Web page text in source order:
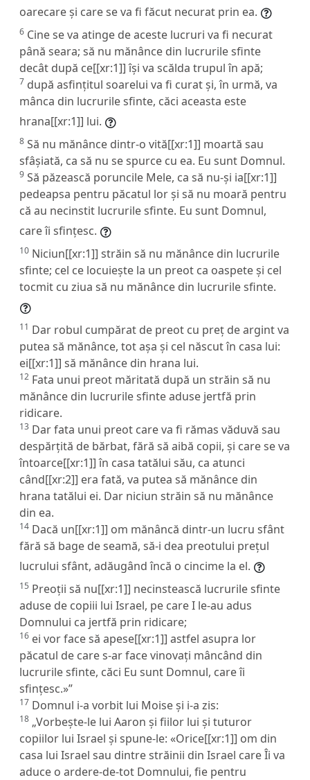
oarecare și care se va fi făcut necurat prin ea.
6 Cine se va atinge de aceste lucruri va fi necurat
până seara; să nu mănânce din lucrurile sfinte
decât după ce[[xr:1]] își va scălda trupul în apă;
7 după asfințitul soarelui va fi curat și, în urmă, va
mânca din lucrurile sfinte, căci aceasta este
hrana[[xr:1]] lui.
8 Să nu mănânce dintr-o vită[[xr:1]] moartă sau
sfâșiată, ca să nu se spurce cu ea. Eu sunt Domnul.
9 Să păzească poruncile Mele, ca să nu-și ia[[xr:1]]
pedeapsa pentru păcatul lor și să nu moară pentru
că au necinstit lucrurile sfinte. Eu sunt Domnul,
care îi sfințesc.
10 Niciun[[xr:1]] străin să nu mănânce din lucrurile
sfinte; cel ce locuiește la un preot ca oaspete și cel
tocmit cu ziua să nu mănânce din lucrurile sfinte.
11 Dar robul cumpărat de preot cu preț de argint va
putea să mănânce, tot așa și cel născut în casa lui:
ei[[xr:1]] să mănânce din hrana lui.
12 Fata unui preot măritată după un străin să nu
mănânce din lucrurile sfinte aduse jertfă prin
ridicare.
13 Dar fata unui preot care va fi rămas văduvă sau
despărțită de bărbat, fără să aibă copii, și care se va
întoarce[[xr:1]] în casa tatălui său, ca atunci
când[[xr:2]] era fată, va putea să mănânce din
hrana tatălui ei. Dar niciun străin să nu mănânce
din ea.
14 Dacă un[[xr:1]] om mănâncă dintr-un lucru sfânt
fără să bage de seamă, să-i dea preotului prețul
lucrului sfânt, adăugând încă o cincime la el.
15 Preoții să nu[[xr:1]] necinstească lucrurile sfinte
aduse de copiii lui Israel, pe care I le-au adus
Domnului ca jertfă prin ridicare;
16 ei vor face să apese[[xr:1]] astfel asupra lor
păcatul de care s-ar face vinovați mâncând din
lucrurile sfinte, căci Eu sunt Domnul, care îi
sfințesc.»”
17 Domnul i-a vorbit lui Moise și i-a zis:
18 „Vorbește-le lui Aaron și fiilor lui și tuturor
copiilor lui Israel și spune-le: «Orice[[xr:1]] om din
casa lui Israel sau dintre străinii din Israel care Îi va
aduce o ardere-de-tot Domnului, fie pentru